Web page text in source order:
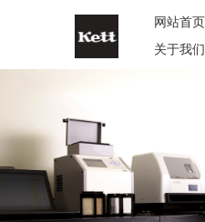
网站首页
关于我们